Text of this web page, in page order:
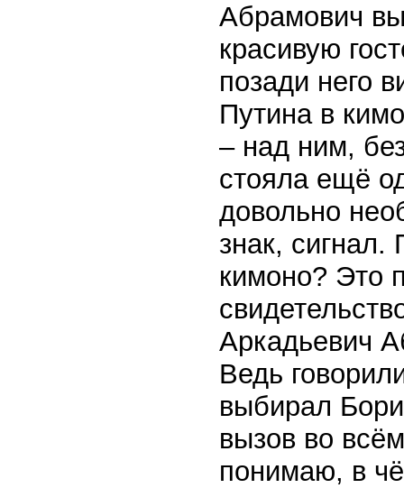
Абрамович
красивую
позади него
Путина в
– над ним,
стояла ещё
довольно
знак,
кимоно? Это
Аркадьевич
Ведь
выбирал
вызов во
понимаю, в